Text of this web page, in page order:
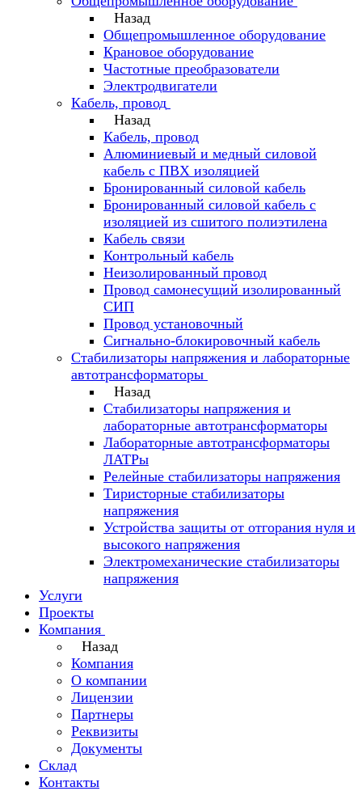
Назад
Общепромышленное оборудование
Крановое оборудование
Частотные преобразователи
Электродвигатели
Кабель, провод
Назад
Кабель, провод
Алюминиевый и медный силовой
кабель с ПВХ изоляцией
Бронированный силовой кабель
Бронированный силовой кабель с
изоляцией из сшитого полиэтилена
Кабель связи
Контрольный кабель
Неизолированный провод
Провод самонесущий изолированный
СИП
Провод установочный
Сигнально-блокировочный кабель
Стабилизаторы напряжения и лабораторные
автотрансформаторы
Назад
Стабилизаторы напряжения и
лабораторные автотрансформаторы
Лабораторные автотрансформаторы
ЛАТРы
Релейные стабилизаторы напряжения
Тиристорные стабилизаторы
напряжения
Устройства защиты от отгорания нуля и
высокого напряжения
Электромеханические стабилизаторы
напряжения
Услуги
Проекты
Компания
Назад
Компания
О компании
Лицензии
Партнеры
Реквизиты
Документы
Склад
Контакты